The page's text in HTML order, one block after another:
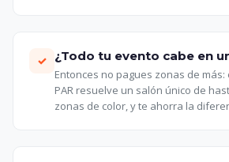
✓ ¿Todo tu evento cabe en
Entonces no pagues zonas de
PAR resuelve un salón único de
zonas de color, y te ahorra la